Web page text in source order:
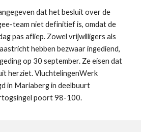
dat het besluit over de
team niet definitief is, omdat de
pas afliep. Zowel vrijwilligers als
hebben bezwaar ingediend,
op 30 september. Ze eisen dat
herziet.VluchtelingenWerk
in Mariaberg in deelbuurt
poort 98-100.